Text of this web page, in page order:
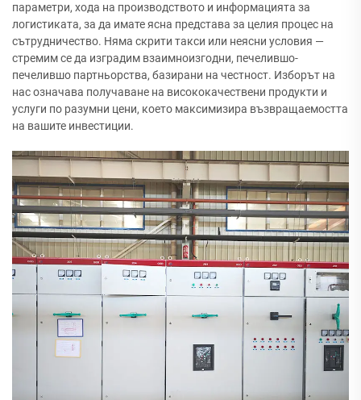
параметри, хода на производството и информацията за
логистиката, за да имате ясна представа за целия процес на
сътрудничество. Няма скрити такси или неясни условия —
стремим се да изградим взаимноизгодни, печелившо-
печелившо партньорства, базирани на честност. Изборът на
нас означава получаване на висококачествени продукти и
услуги по разумни цени, което максимизира възвращаемостта
на вашите инвестиции.